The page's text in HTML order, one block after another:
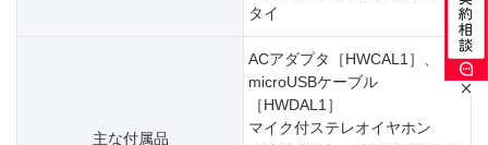
タイ
主な付属品
ACアダプタ［HWCAL1］、
microUSBケーブル
［HWDAL1］
マイク付ステレオイヤホン